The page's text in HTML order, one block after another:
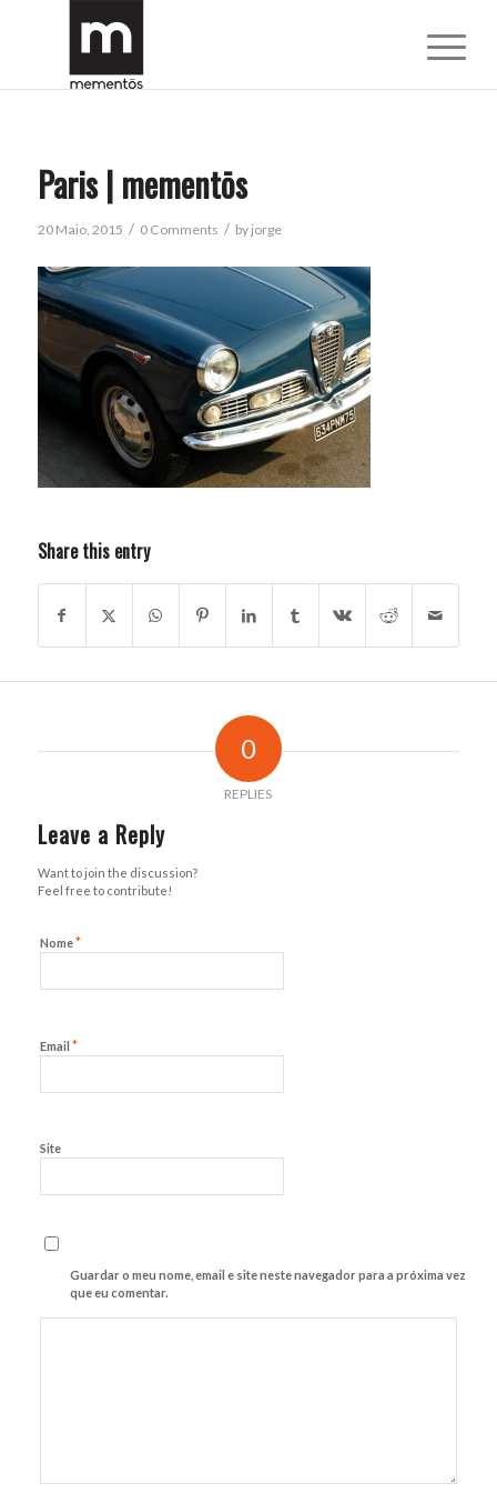
Paris | mementōs
20 Maio, 2015 / 0 Comments / by jorge
Share this entry
0
REPLIES
Leave a Reply
Want to join the discussion?
Feel free to contribute!
Nome*
Email *
Site
Guardar o meu nome, email e site neste navegador para a próxima vez
que eu comentar.